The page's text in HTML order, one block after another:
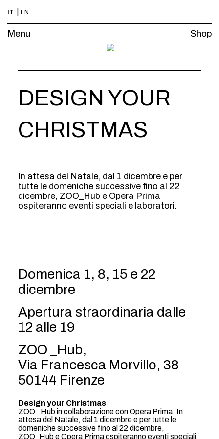
IT EN
Menu Shop
LIVE
DESIGN YOUR
CHRISTMAS
In attesa del Natale, dal 1 dicembre e per
tutte le domeniche successive fino al 22
dicembre, ZOO_Hub e Opera Prima
ospiteranno eventi speciali e laboratori.
Domenica 1, 8, 15 e 22
dicembre
Apertura straordinaria dalle
12 alle 19
ZOO _Hub,
Via Francesca Morvillo, 38
50144 Firenze
Design your Christmas
ZOO _Hub in collaborazione con Opera Prima. In
attesa del Natale, dal 1 dicembre e per tutte le
domeniche successive fino al 22 dicembre,
ZOO_Hub e Opera Prima ospiteranno eventi speciali